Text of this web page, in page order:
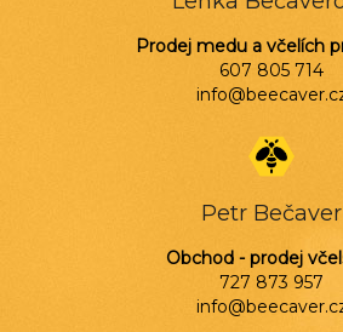
Prodej medu a včelích
607 805 714
Petr Bečaver
Obchod - prodej
727 873 957